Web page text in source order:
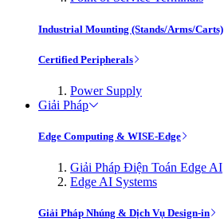
Industrial Mounting (Stands/Arms/Carts)
Certified Peripherals
Power Supply
Giải Pháp
Edge Computing & WISE-Edge
Giải Pháp Điện Toán Edge AI
Edge AI Systems
Giải Pháp Nhúng & Dịch Vụ Design-in